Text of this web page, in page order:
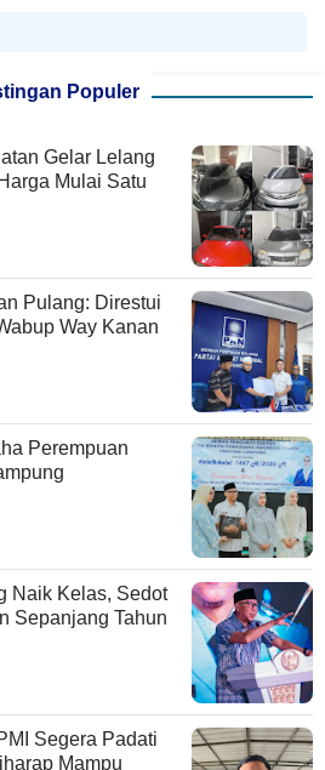
Populer
Gelar Lelang
Mulai Satu
Pulang: Direstui
Way Kanan
Perempuan
Naik Kelas, Sedot
Sepanjang Tahun
Segera Padati
Mampu